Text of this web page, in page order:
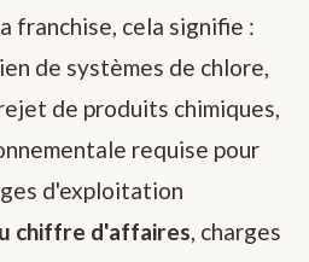
franchise, cela signifie :
de systèmes de chlore,
de produits chimiques,
requise pour
d'exploitation
chiffre d'affaires, charges